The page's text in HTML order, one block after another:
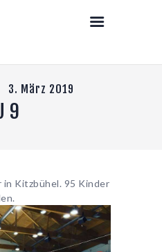
3. März 2019
9
Kitzbühel. 95 Kinder